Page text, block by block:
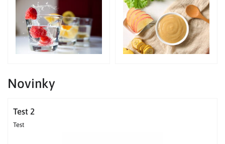
Novinky
Test 2
Test